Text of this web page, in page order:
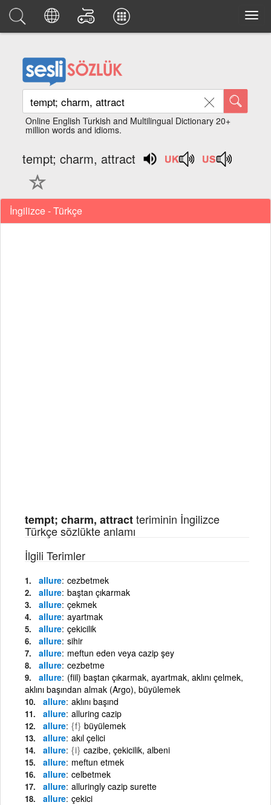
Online English Turkish and Multilingual Dictionary 20+
million words and idioms.
tempt; charm, attract
İngilizce - Türkçe
tempt; charm, attractteriminin İngilizce
Türkçe sözlükte anlamı
İlgili Terimler
allure cezbetmek
allure baştan çıkarmak
allure çekmek
allure ayartmak
allure çekicilik
allure sihir
allure meftun eden veya cazip şey
allure cezbetme
allure (fiil) baştan çıkarmak, ayartmak, aklını çelmek,
aklını başından almak (Argo), büyülemek
allure aklını başınd
allure alluring cazip
allure {f} büyülemek
allure akıl çelici
allure {i} cazibe, çekicilik, albeni
allure meftun etmek
allure celbetmek
allure alluringly cazip surette
allure çekici